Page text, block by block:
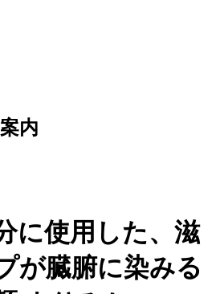
内
に使用した、滋
が臓腑に染みる